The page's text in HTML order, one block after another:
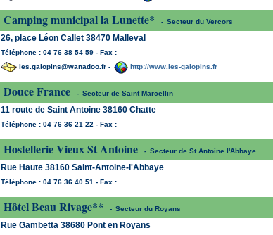
Camping municipal la Lunette* - Secteur du Vercors
26, place Léon Callet 38470 Malleval
Téléphone : 04 76 38 54 59 - Fax :
les.galopins@wanadoo.fr -
http://www.les-galopins.fr
Douce France - Secteur de Saint Marcellin
11 route de Saint Antoine 38160 Chatte
Téléphone : 04 76 36 21 22 - Fax :
Hostellerie Vieux St Antoine - Secteur de St Antoine l'Abbaye
Rue Haute 38160 Saint-Antoine-l'Abbaye
Téléphone : 04 76 36 40 51 - Fax :
Hôtel Beau Rivage** - Secteur du Royans
Rue Gambetta 38680 Pont en Royans